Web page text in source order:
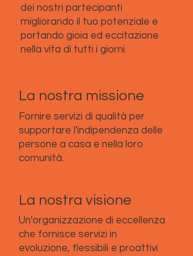
dei nostri partecipanti
migliorando il tuo potenziale e
portando gioia ed eccitazione
nella vita di tutti i giorni.
La nostra missione
Fornire servizi di qualità per
supportare l'indipendenza delle
persone a casa e nella loro
comunità.
La nostra visione
Un'organizzazione di eccellenza
che fornisce servizi in
evoluzione, flessibili e proattivi